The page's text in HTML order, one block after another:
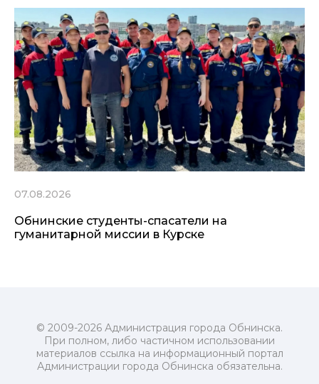
07.08.2026
Обнинские студенты-спасатели на
гуманитарной миссии в Курске
© 2009-2026 Администрация города Обнинска.
При полном, либо частичном использовании
материалов ссылка на информационный портал
Администрации города Обнинска обязательна.